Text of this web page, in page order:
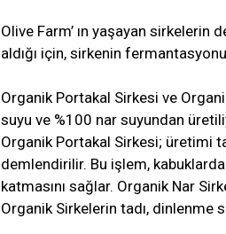
Olive Farm’ ın yaşayan sirkelerin
aldığı için, sirkenin
Organik Portakal Sirkesi ve
suyu ve %100 nar suyundan
Organik Portakal Sirkesi; üretimi
demlendirilir. Bu işlem,
katmasını sağlar. Organik Nar
Organik Sirkelerin tadı, dinlenme